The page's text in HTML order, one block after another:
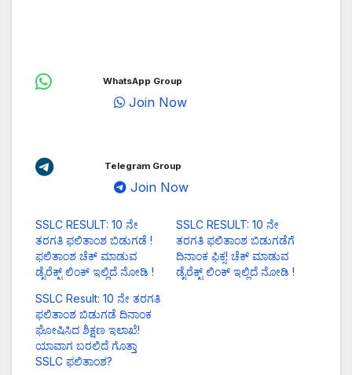
WhatsApp Group
Join Now
Telegram Group
Join Now
SSLC RESULT: 10 ನೇ
ತರಗತಿ ಫಲಿತಾಂಶ ಬಿಡುಗಡೆ !
ಫಲಿತಾಂಶ ಚೆಕ್ ಮಾಡುವ
ಡೈರೆಕ್ಟ್ ಲಿಂಕ್ ಇಲ್ಲಿದೆ ನೋಡಿ !
SSLC RESULT: 10 ನೇ
ತರಗತಿ ಫಲಿತಾಂಶ ಬಿಡುಗಡೆಗೆ
ದಿನಾಂಕ ಫಿಕ್ಸ! ಚೆಕ್ ಮಾಡುವ
ಡೈರೆಕ್ಟ್ ಲಿಂಕ್ ಇಲ್ಲಿದೆ ನೋಡಿ !
SSLC Result: 10 ನೇ ತರಗತಿ
ಫಲಿತಾಂಶ ಬಿಡುಗಡೆ ದಿನಾಂಕ
ಘೋಷಿಸಿದ ಶಿಕ್ಷಣ ಇಲಾಖೆ!
ಯಾವಾಗ ಬರಲಿದೆ ಗೊತ್ತಾ
SSLC ಫಲಿತಾಂಶ?